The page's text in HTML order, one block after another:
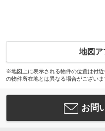
地図ア
※地図上に表示される物件の位置は付
の物件所在地とは異なる場合がございま
お問